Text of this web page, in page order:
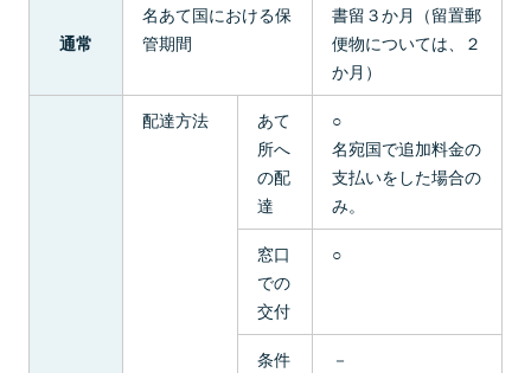
通常
名あて国における保
管期間
書留３か月（留置郵
便物については、２
か月）
配達方法
あて
所へ
の配
達
○
名宛国で追加料金の
支払いをした場合の
み。
窓口
での
交付
○
条件
－